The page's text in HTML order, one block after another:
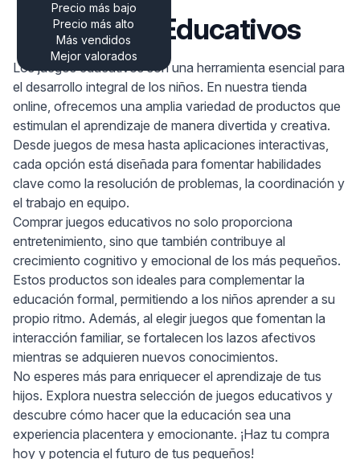
Precio más bajo
Precio más alto
Más vendidos
Mejor valorados
Juegos Educativos
Los juegos educativos son una herramienta esencial para
el desarrollo integral de los niños. En nuestra tienda
online, ofrecemos una amplia variedad de productos que
estimulan el aprendizaje de manera divertida y creativa.
Desde juegos de mesa hasta aplicaciones interactivas,
cada opción está diseñada para fomentar habilidades
clave como la resolución de problemas, la coordinación y
el trabajo en equipo.
Comprar juegos educativos no solo proporciona
entretenimiento, sino que también contribuye al
crecimiento cognitivo y emocional de los más pequeños.
Estos productos son ideales para complementar la
educación formal, permitiendo a los niños aprender a su
propio ritmo. Además, al elegir juegos que fomentan la
interacción familiar, se fortalecen los lazos afectivos
mientras se adquieren nuevos conocimientos.
No esperes más para enriquecer el aprendizaje de tus
hijos. Explora nuestra selección de juegos educativos y
descubre cómo hacer que la educación sea una
experiencia placentera y emocionante. ¡Haz tu compra
hoy y potencia el futuro de tus pequeños!